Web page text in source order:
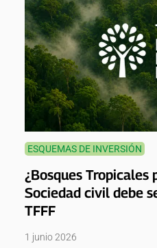
ESQUEMAS DE INVERSIÓN
¿Bosques Tropicales
Sociedad civil debe
TFFF
1 junio 2026